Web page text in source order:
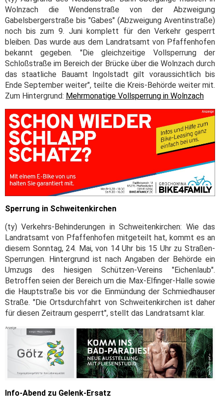
Wolnzach die Wendenstraße von der Abzweigung
Gabelsbergerstraße bis "Gabes" (Abzweigung Aventinstraße)
noch bis zum 9. Juni komplett für den Verkehr gesperrt
bleiben. Das wurde aus dem Landratsamt von Pfaffenhofen
bekannt gegeben. "Die gleichzeitige Vollsperrung der
Schloßstraße im Bereich der Brücke über die Wolnzach durch
das staatliche Bauamt Ingolstadt gilt voraussichtlich bis
Ende September weiter", teilte die Kreis-Behörde weiter mit.
Zum Hintergrund: Mehrmonatige Vollsperrung in Wolnzach
Sperrung in Schweitenkirchen
(ty) Verkehrs-Behinderungen in Schweitenkirchen: Wie das
Landratsamt von Pfaffenhofen mitgeteilt hat, kommt es an
diesem Sonntag, 24. Mai, von 14 Uhr bis 15 Uhr zu Straßen-
Sperrungen. Hintergrund ist nach Angaben der Behörde ein
Umzugs des hiesigen Schützen-Vereins "Eichenlaub".
Betroffen seien der Bereich um die Max-Elfinger-Halle sowie
die Hauptstraße bis vor die Einmündung der Schmiedhauser
Straße. "Die Ortsdurchfahrt von Schweitenkirchen ist daher
für diesen Zeitraum gesperrt", stellt das Landratsamt klar.
Info-Abend zu Gelenk-Ersatz